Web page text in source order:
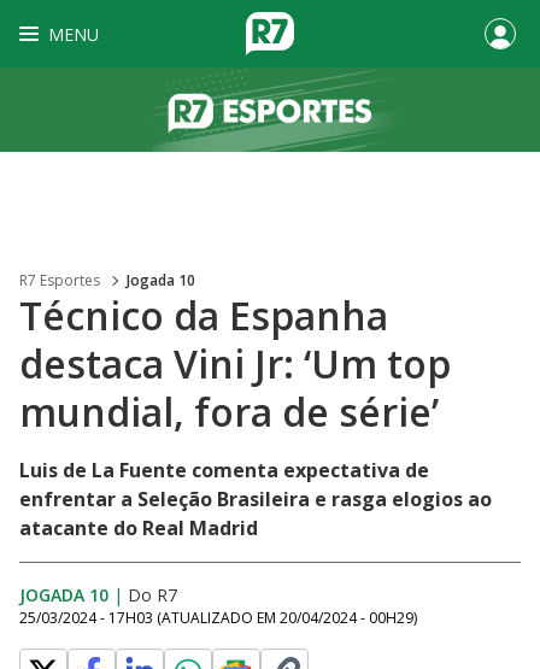
MENU
R7 Esportes Jogada 10
Técnico da Espanha
destaca Vini Jr: ‘Um top
mundial, fora de série’
Luis de La Fuente comenta expectativa de
enfrentar a Seleção Brasileira e rasga elogios ao
atacante do Real Madrid
JOGADA 10 | Do R7
25/03/2024 - 17H03 (ATUALIZADO EM 20/04/2024 - 00H29)